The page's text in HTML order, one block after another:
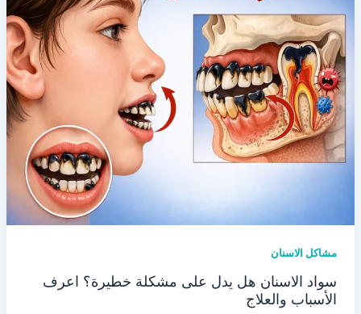
مشاكل الاسنان
سواد الاسنان هل يدل على مشكلة خطيرة؟ اعرف
الأسباب والعلاج